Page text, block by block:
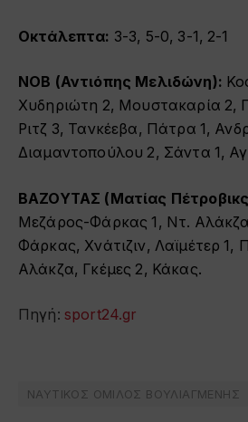
Οκτάλεπτα: 3-3, 5-0, 3-1, 2-1
ΝΟΒ (Αντιόπης Μελιδώνη):
Χυδηριώτη 2, Μουστακαρία 2,
Ριτζ 3, Τανκέεβα, Πάτρα 1,
Διαμαντοπούλου 2, Σάντα 1,
ΒΑΖΟΥΤΑΣ (Ματίας
Μεζάρος-Φάρκας 1, Ντ.
Φάρκας, Χνάτιζιν, Λαϊμέτερ 1,
Αλάκζα, Γκέμες 2, Κάκας.
Πηγή: sport24.gr
ΝΑΥΤΙΚΟΣ ΟΜΙΛΟΣ ΒΟΥΛΙΑΓΜΕΝΗΣ